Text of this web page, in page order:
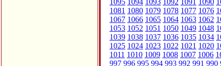
1095 1094 1093 1092 1091 1090
1081 1080 1079 1078 1077 1076
1067 1066 1065 1064 1063 1062
1053 1052 1051 1050 1049 1048
1039 1038 1037 1036 1035 1034
1025 1024 1023 1022 1021 1020
1011 1010 1009 1008 1007 1006
997 996 995 994 993 992 991 990